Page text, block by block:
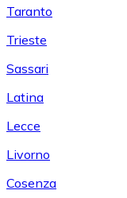
Taranto
Trieste
Sassari
Latina
Lecce
Livorno
Cosenza